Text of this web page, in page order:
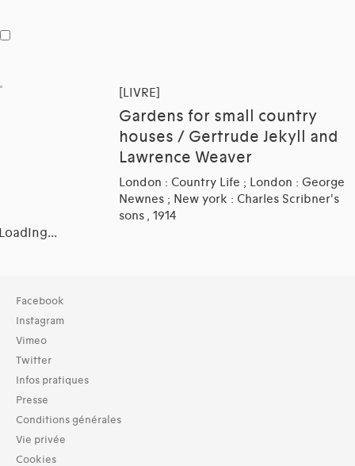
[LIVRE]
Gardens for small country
houses / Gertrude Jekyll and
Lawrence Weaver
London : Country Life ; London : George
Newnes ; New york : Charles Scribner's
sons , 1914
Collection
Bibliothèque (232)
Typologies documents
Livres (232)
Langues
Dates
1910 (37)
Facebook
Instagram
Vimeo
Twitter
Infos pratiques
Presse
Conditions générales
Vie privée
Cookies